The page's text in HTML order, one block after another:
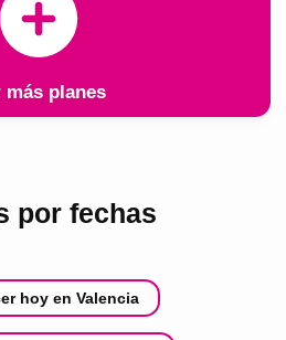
más planes
por fechas
hoy en Valencia